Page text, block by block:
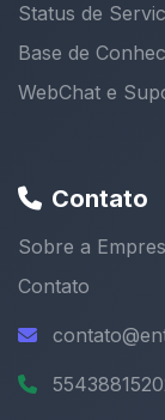
Status de
Base de
WebChat e
Contato
Sobre a
Contato